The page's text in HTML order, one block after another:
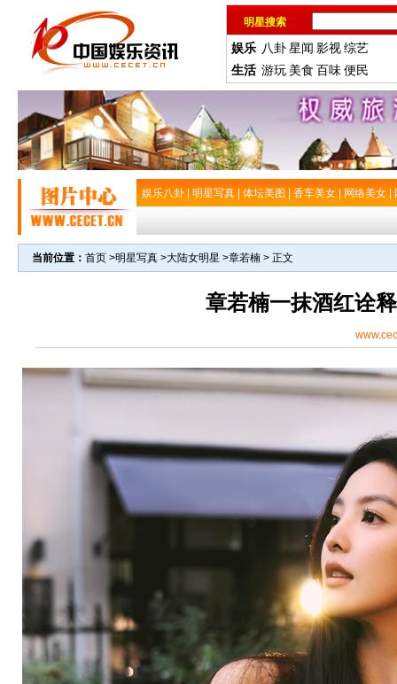
明星搜索
娱乐 八卦星闻 影视综艺
生活 游玩 美食 百味便民
娱乐八卦 明星写真 体坛美图 香车美女 网络美女
当前位置： 首页 >明星写真 >大陆女明星 >章若楠 > 正文
章若楠一抹酒红诠